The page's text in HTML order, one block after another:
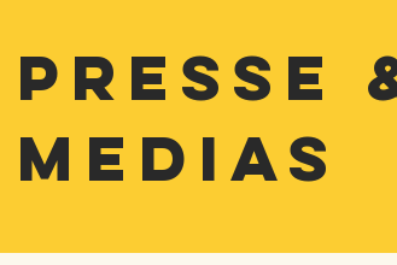
PRESSE
MEDIAS